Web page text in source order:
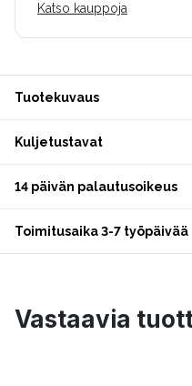
Katso kauppoja
Tuotekuvaus
Kuljetustavat
14 päivän palautusoikeus
Toimitusaika 3-7 työpäivää
Vastaavia